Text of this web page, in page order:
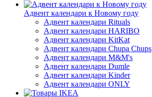
Адвент календари к Новому году
Адвент календари Rituals
Адвент календари HARIBO
Адвент календари KitKat
Адвент календари Chupa Chups
Адвент календари M&M's
Адвент календари Dumle
Адвент календари Kinder
Адвент календари ONLY